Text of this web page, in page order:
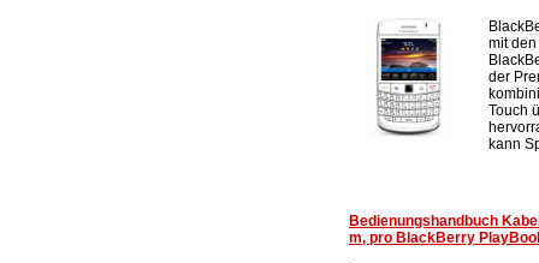
mit
der
Touch
kann
Bedienungshandbuch
m, pro BlackBerry